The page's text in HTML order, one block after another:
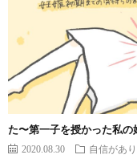
た〜第一子を授かった私の
2020.08.30 自信があ